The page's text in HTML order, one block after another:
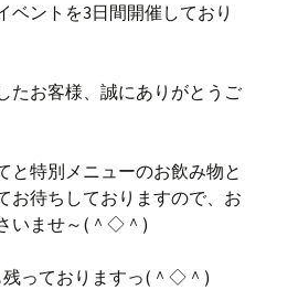
ベントを3日間開催しており
たお客様、誠にありがとうご
と特別メニューのお飲み物と
お待ちしておりますので、お
いませ～(＾◇＾)
残っておりますっ(＾◇＾)